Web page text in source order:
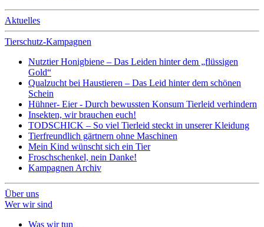
Aktuelles
Tierschutz-Kampagnen
Nutztier Honigbiene – Das Leiden hinter dem „flüssigen
Gold“
Qualzucht bei Haustieren – Das Leid hinter dem schönen
Schein
Hühner- Eier - Durch bewussten Konsum Tierleid verhindern
Insekten, wir brauchen euch!
TODSCHICK – So viel Tierleid steckt in unserer Kleidung
Tierfreundlich gärtnern ohne Maschinen
Mein Kind wünscht sich ein Tier
Froschschenkel, nein Danke!
Kampagnen Archiv
Über uns
Wer wir sind
Was wir tun